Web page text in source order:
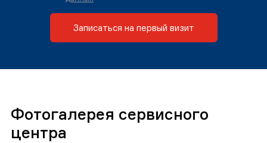
Записаться на первый визит
Фотогалерея сервисного
центра